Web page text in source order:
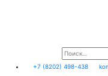
+7 (8202) 498-438